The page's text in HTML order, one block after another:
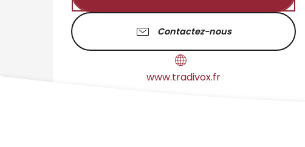
Contactez-nous
www.tradivox.fr